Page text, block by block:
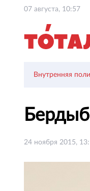
07 августа, 10:57
Внутренняя
24 ноября 2015,